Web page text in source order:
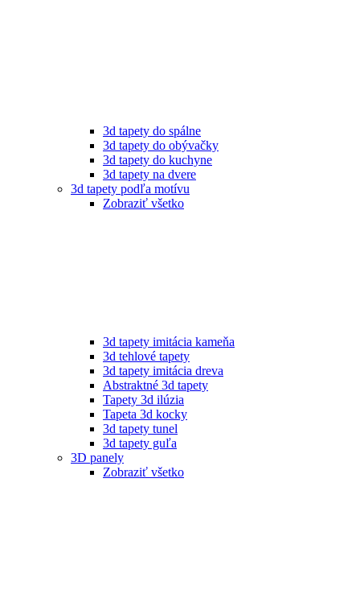
3d tapety do spálne
3d tapety do obývačky
3d tapety do kuchyne
3d tapety na dvere
3d tapety podľa motívu
Zobraziť všetko
3d tapety imitácia kameňa
3d tehlové tapety
3d tapety imitácia dreva
Abstraktné 3d tapety
Tapety 3d ilúzia
Tapeta 3d kocky
3d tapety tunel
3d tapety guľa
3D panely
Zobraziť všetko